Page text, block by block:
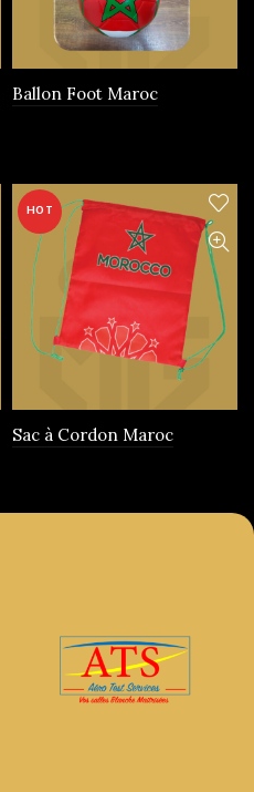
page
du
Ballon Foot Maroc
HOT
Sac à Cordon Maroc